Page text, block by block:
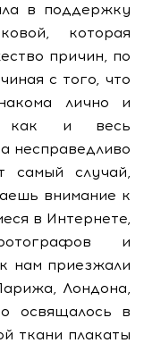
в поддержку
которая
причин, по
с того, что
лично и
как и весь
несправедливо
самый случай,
внимание к
в Интернете,
и
нам приезжали
Лондона,
освящалось в
ткани плакаты